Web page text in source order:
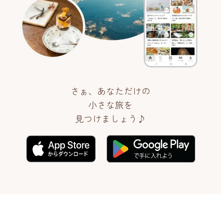
さぁ、あなただけの
小さな旅を
見つけましょう♪